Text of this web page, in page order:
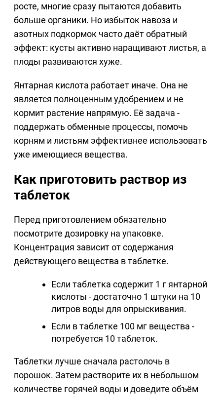
росте, многие сразу пытаются добавить
больше органики. Но избыток навоза и
азотных подкормок часто даёт обратный
эффект: кусты активно наращивают листья, а
плоды развиваются хуже.
Янтарная кислота работает иначе. Она не
является полноценным удобрением и не
кормит растение напрямую. Её задача -
поддержать обменные процессы, помочь
корням и листьям эффективнее использовать
уже имеющиеся вещества.
Как приготовить раствор из
таблеток
Перед приготовлением обязательно
посмотрите дозировку на упаковке.
Концентрация зависит от содержания
действующего вещества в таблетке.
Если таблетка содержит 1 г янтарной
кислоты - достаточно 1 штуки на 10
литров воды для опрыскивания.
Если в таблетке 100 мг вещества -
потребуется 10 таблеток.
Таблетки лучше сначала растолочь в
порошок. Затем растворите их в небольшом
количестве горячей воды и доведите объём